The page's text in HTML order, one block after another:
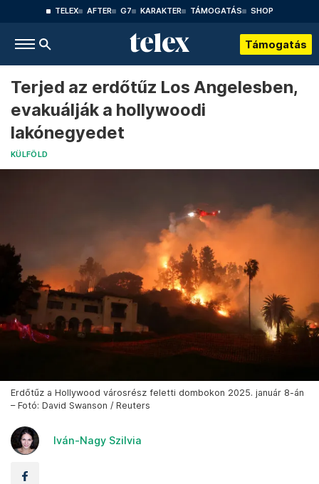
TELEX AFTER G7 KARAKTER TÁMOGATÁS SHOP
Támogatás
Terjed az erdőtűz Los Angelesben,
evakuálják a hollywoodi
lakónegyedet
KÜLFÖLD
Erdőtűz a Hollywood városrész feletti dombokon 2025. január 8-án
– Fotó: David Swanson / Reuters
Iván-Nagy Szilvia